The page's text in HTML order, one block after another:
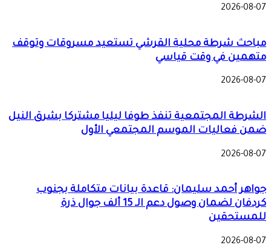
2026-08-07
مباحث شرطة محلية القرشي تستعيد مسروقات وتوقف
متهمين في وقت قياسي
2026-08-07
الشرطة المجتمعية تنفذ طوفا ليليا مشتركا بشرق النيل
ضمن فعاليات الموسم المجتمعي الأول
2026-08-07
جواهر أحمد سليمان: قاعدة بيانات متكاملة بجنوب
كردفان لضمان وصول دعم الـ 15 ألف جوال ذرة
للمستحقين
2026-08-07